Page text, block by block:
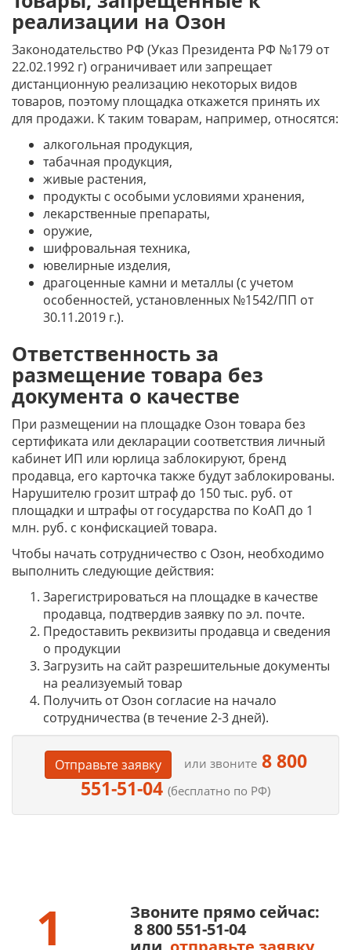
реализации на Озон
Законодательство РФ (Указ Президента РФ №179 от
22.02.1992 г) ограничивает или запрещает
дистанционную реализацию некоторых видов
товаров, поэтому площадка откажется принять их
для продажи. К таким товарам, например, относятся:
алкогольная продукция,
табачная продукция,
живые растения,
продукты с особыми условиями хранения,
лекарственные препараты,
оружие,
шифровальная техника,
ювелирные изделия,
драгоценные камни и металлы (с учетом
особенностей, установленных №1542/ПП от
30.11.2019 г.).
Ответственность за
размещение товара без
документа о качестве
При размещении на площадке Озон товара без
сертификата или декларации соответствия личный
кабинет ИП или юрлица заблокируют, бренд
продавца, его карточка также будут заблокированы.
Нарушителю грозит штраф до 150 тыс. руб. от
площадки и штрафы от государства по КоАП до 1
млн. руб. с конфискацией товара.
Чтобы начать сотрудничество с Озон, необходимо
выполнить следующие действия:
Зарегистрироваться на площадке в качестве
продавца, подтвердив заявку по эл. почте.
Предоставить реквизиты продавца и сведения
о продукции
Загрузить на сайт разрешительные документы
на реализуемый товар
Получить от Озон согласие на начало
сотрудничества (в течение 2-3 дней).
Отправьте заявку или звоните8 800
551-51-04 (бесплатно по РФ)
1
Звоните прямо сейчас:
8 800 551-51-04